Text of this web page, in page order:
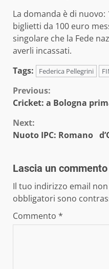
La domanda è di nuovo:
biglietti da 100 euro
singolare che la Fede
averli incassati.
Tags:
Federica Pellegrini
Continue
Previous:
Cricket: a Bologna
Next:
Nuoto IPC: Romano
Lascia un commento
Il tuo indirizzo email
obbligatori sono
Commento *